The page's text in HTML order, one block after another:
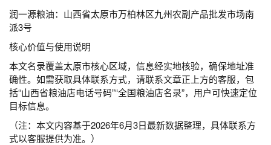
润一源粮油：山西省太原市万柏林区九州农副产品批发市场南
派3号
核心价值与使用说明
本文名录覆盖太原市核心区域，信息经实地核验，确保地址准
确性。如需获取具体联系方式，请联系文章正上方的客服，包
括“山西省粮油店电话号码”“全国粮油店名录”，用户可快速定位
目标信息。
（注：本文内容基于2026年6月3日最新数据整理，具体联系方
式以客服提供为准。）